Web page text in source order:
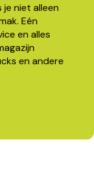
niet alleen
Eén
en alles
en andere